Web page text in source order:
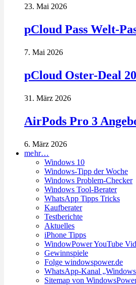
23. Mai 2026
pCloud Pass Welt-
7. Mai 2026
pCloud Oster-Deal
31. März 2026
AirPods Pro 3
6. März 2026
mehr…
Windows 10
Windows-Tipp der Woche
Windows Problem-Checker
Windows Tool-Berater
WhatsApp Tipps Tricks
Kaufberater
Testberichte
Aktuelles
iPhone Tipps
WindowPower YouTube
Gewinnspiele
Folge windowspower.de
WhatsApp-Kanal
Sitemap von